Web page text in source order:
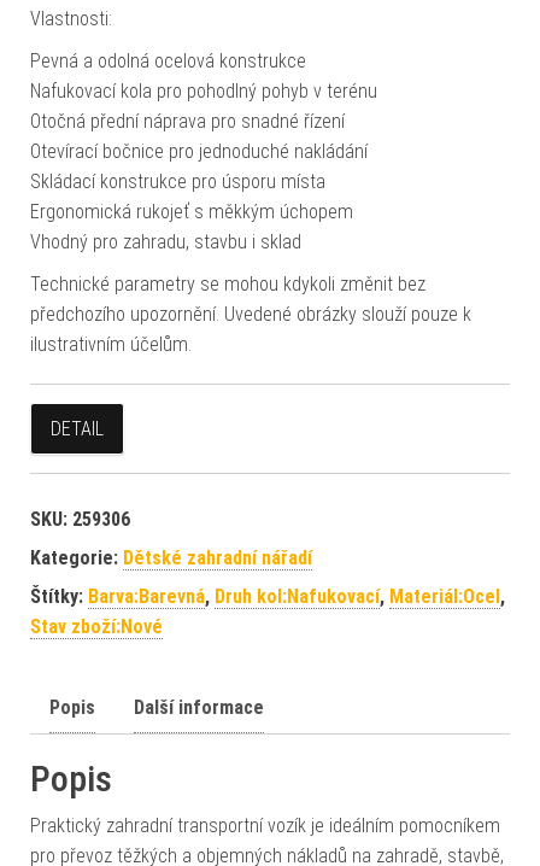
Vlastnosti:
Pevná a odolná ocelová konstrukce
Nafukovací kola pro pohodlný pohyb v terénu
Otočná přední náprava pro snadné řízení
Otevírací bočnice pro jednoduché nakládání
Skládací konstrukce pro úsporu místa
Ergonomická rukojeť s měkkým úchopem
Vhodný pro zahradu, stavbu i sklad
Technické parametry se mohou kdykoli změnit bez
předchozího upozornění. Uvedené obrázky slouží pouze k
ilustrativním účelům.
DETAIL
SKU: 259306
Kategorie: Dětské zahradní nářadí
Štítky: Barva:Barevná, Druh kol:Nafukovací, Materiál:Ocel,
Stav zboží:Nové
Popis Další informace
Popis
Praktický zahradní transportní vozík je ideálním pomocníkem
pro převoz těžkých a objemných nákladů na zahradě, stavbě,